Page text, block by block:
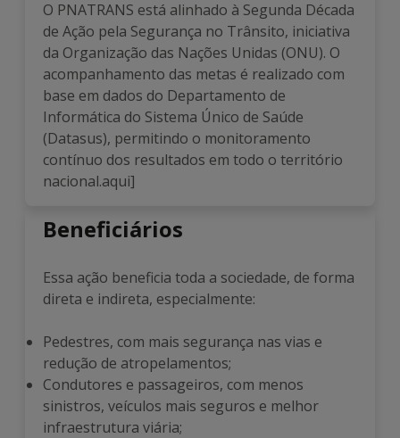
O PNATRANS está alinhado à Segunda Década
de Ação pela Segurança no Trânsito, iniciativa
da Organização das Nações Unidas (ONU). O
acompanhamento das metas é realizado com
base em dados do Departamento de
Informática do Sistema Único de Saúde
(Datasus), permitindo o monitoramento
contínuo dos resultados em todo o território
nacional.aqui]
Beneficiários
Essa ação beneficia toda a sociedade, de forma
direta e indireta, especialmente:
Pedestres, com mais segurança nas vias e
redução de atropelamentos;
Condutores e passageiros, com menos
sinistros, veículos mais seguros e melhor
infraestrutura viária;